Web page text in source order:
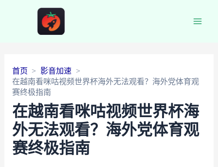
首页
影音加速
在越南看咪咕视频世界杯海外无法观看？海外党体育观
赛终极指南
在越南看咪咕视频世界杯海
外无法观看？海外党体育观
赛终极指南